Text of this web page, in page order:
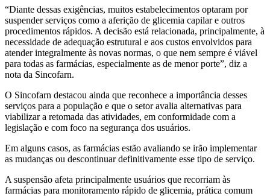
“Diante dessas exigências, muitos estabelecimentos optaram por
suspender serviços como a aferição de glicemia capilar e outros
procedimentos rápidos. A decisão está relacionada, principalmente, à
necessidade de adequação estrutural e aos custos envolvidos para
atender integralmente às novas normas, o que nem sempre é viável
para todas as farmácias, especialmente as de menor porte”, diz a
nota da Sincofarn.
O Sincofarn destacou ainda que reconhece a importância desses
serviços para a população e que o setor avalia alternativas para
viabilizar a retomada das atividades, em conformidade com a
legislação e com foco na segurança dos usuários.
Em alguns casos, as farmácias estão avaliando se irão implementar
as mudanças ou descontinuar definitivamente esse tipo de serviço.
A suspensão afeta principalmente usuários que recorriam às
farmácias para monitoramento rápido de glicemia, prática comum